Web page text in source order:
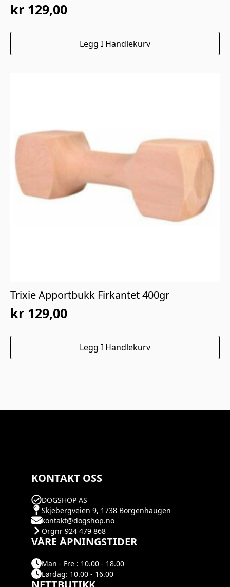
kr 129,00
Legg I Handlekurv
Trixie Apportbukk Firkantet 400gr
kr 129,00
Legg I Handlekurv
KONTAKT OSS
DOGSHOP AS
Skjebergveien 9, 1738 Borgenhaugen
kontakt@dogshop.no
Orgnr 924 479 868
VÅRE ÅPNINGSTIDER
Man - Fre : 10.00 - 18.00
Lørdag: 10.00 - 16.00